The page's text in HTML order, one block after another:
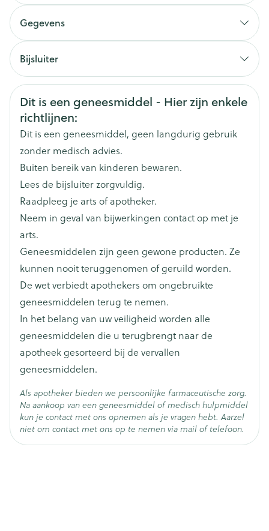
80 mg eenmaal daags
Als uricemie > 6 mg/dl (357 µmol/l) na 2 tot 4 weken:
Dosisaanpassing is aangewezen bij
leverinsufficiëntie
120 mg eenmaal daags, te starten 2 dagen vóór het
begin van de cytotoxische behandeling
Zet de behandeling voort gedurende min. 7 dagen,
verlenging mag tot 9 dagen
Met of zonder voedsel innemen
Gegevens
CNK
Organisaties Menarini
Merken
Breedte 68 mm
Lengte
Diepte 55 mm
Verpakking
84
Actieve
Ingrediënten
febuxostat
Behoud Kamertemperatuur (15°C - 25°C)
Bijsluiter
Nederlands
Nederlands
Duits
Duits
Frans Frans
Veiligheidsinformatie
Dit is een geneesmiddel - Hier zijn enkele
richtlijnen:
Dit is een geneesmiddel, geen langdurig gebruik
zonder medisch advies.
Buiten bereik van kinderen bewaren.
Lees de bijsluiter zorgvuldig.
Raadpleeg je arts of apotheker.
Neem in geval van bijwerkingen contact op met je
arts.
Geneesmiddelen zijn geen gewone producten. Ze
kunnen nooit teruggenomen of geruild worden.
De wet verbiedt apothekers om ongebruikte
geneesmiddelen terug te nemen.
In het belang van uw veiligheid worden alle
geneesmiddelen die u terugbrengt naar de
apotheek gesorteerd bij de vervallen
geneesmiddelen.
Als apotheker bieden we persoonlijke farmaceutische zorg.
Na aankoop van een geneesmiddel of medisch hulpmiddel
kun je contact met ons opnemen als je vragen hebt. Aarzel
niet om contact met ons op te nemen via mail of telefoon.